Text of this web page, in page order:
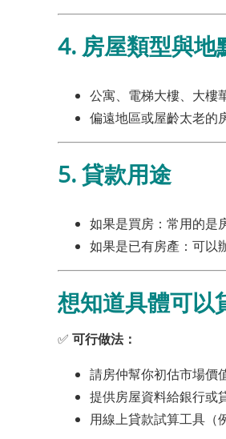
4. 房屋類型與地
公寓、電梯大樓、大樓
偏遠地區或屋齡太老的
5.貸款用途
如果是買房：常用的是
如果是已有房產：可以
想知道具體可以
✅ 可行做法：
請房仲幫你初估市場價
提供房屋資料給銀行或
用線上貸款試算工具（